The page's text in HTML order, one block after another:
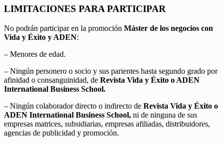
LIMITACIONES PARA PARTICIPAR
No podrán participar en la promoción Máster de los negocios con
Vida y Éxito y ADEN:
– Menores de edad.
– Ningún personero o socio y sus parientes hasta segundo grado por
afinidad o consanguinidad, de Revista Vida y Éxito o ADEN
International Business School.
– Ningún colaborador directo o indirecto de Revista Vida y Éxito o
ADEN International Business School, ni de ninguna de sus
empresas matrices, subsidiarias, empresas afiliadas, distribuidores,
agencias de publicidad y promoción.